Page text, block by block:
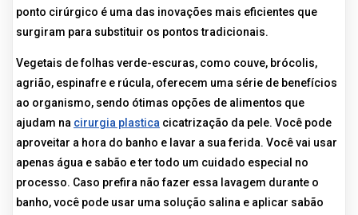
ponto cirúrgico é uma das inovações mais eficientes que
surgiram para substituir os pontos tradicionais.
Vegetais de folhas verde-escuras, como couve, brócolis,
agrião, espinafre e rúcula, oferecem uma série de benefícios
ao organismo, sendo ótimas opções de alimentos que
ajudam na cirurgia plastica cicatrização da pele. Você pode
aproveitar a hora do banho e lavar a sua ferida. Você vai usar
apenas água e sabão e ter todo um cuidado especial no
processo. Caso prefira não fazer essa lavagem durante o
banho, você pode usar uma solução salina e aplicar sabão